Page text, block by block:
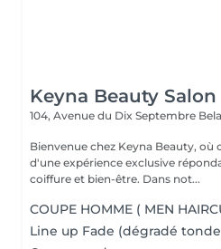
Keyna Beauty Salon
104, Avenue du Dix Septembre
Bienvenue chez Keyna Beauty,
d'une expérience exclusive
coiffure et bien-être. Dans not...
COUPE HOMME ( MEN
Line up Fade (dégradé